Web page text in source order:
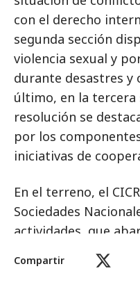
Compartir
con el derecho
segunda sección
violencia sexual y
durante desastres y
último, en la tercera
resolución se
por los
iniciativas de
En el terreno, el
Sociedades
actividades, que
la sensibilización,
capacidades y la